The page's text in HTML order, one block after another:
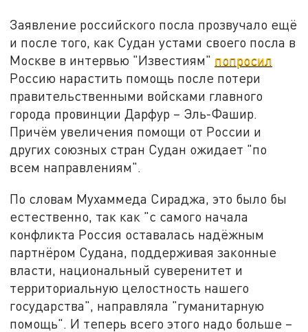
Заявление российского посла прозвучало ещё
и после того, как Судан устами своего посла в
Москве в интервью "Известиям" попросил
Россию нарастить помощь после потери
правительственными войсками главного
города провинции Дарфур – Эль-Фашир.
Причём увеличения помощи от России и
других союзных стран Судан ожидает "по
всем направлениям".
По словам Мухаммеда Сираджа, это было бы
естественно, так как "с самого начала
конфликта Россия оставалась надёжным
партнёром Судана, поддерживая законные
власти, национальный суверенитет и
территориальную целостность нашего
государства", направляла "гуманитарную
помощь". И теперь всего этого надо больше –